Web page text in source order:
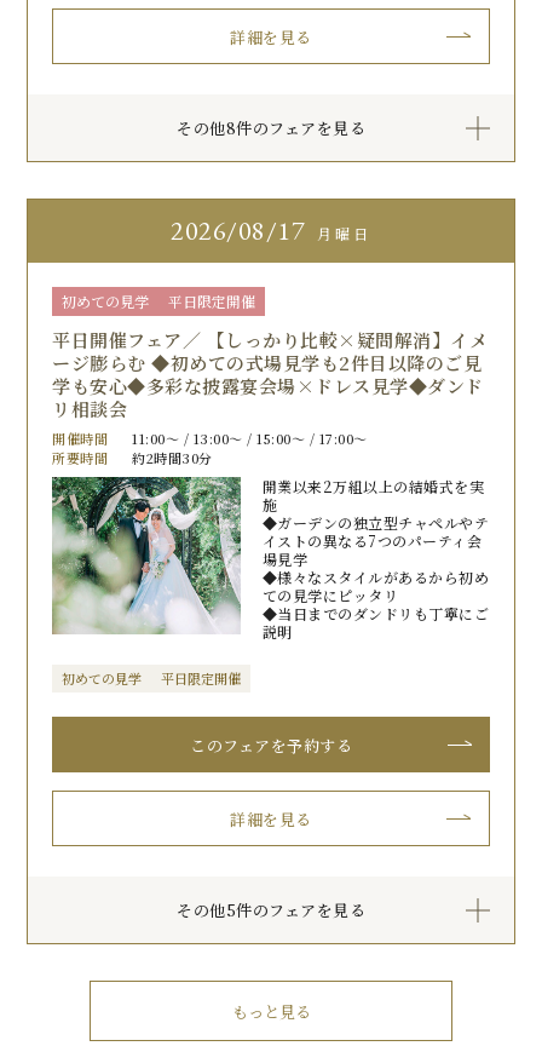
詳細を見る
その他8件のフェアを見る
2026 08/17 月曜日
初めての見学 平日限定開催
平日開催フェア／ 【しっかり比較×疑問解消】イメ
ージ膨らむ ◆初めての式場見学も2件目以降のご見
学も安心◆多彩な披露宴会場×ドレス見学◆ダンド
リ相談会
開業以来2万組以上の結婚式を実
施
◆ガーデンの独立型チャペルやテ
イストの異なる7つのパーティ会
場見学
◆様々なスタイルがあるから初め
ての見学にピッタリ
◆当日までのダンドリも丁寧にご
説明
初めての見学 平日限定開催
開催時間
11:00〜 / 13:00〜 / 15:00〜 / 17:00〜
所要時間
約2時間30分
このフェアを予約する
詳細を見る
その他5件のフェアを見る
もっと見る